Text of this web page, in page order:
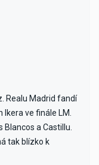
Realu Madrid fandí
Ikera ve finále LM.
Blancos a Castillu.
tak blízko k